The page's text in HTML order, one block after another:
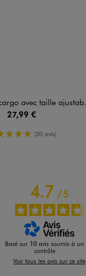
avec taille ajustable fille
27,99 €
5/5 de moyenne
(30 avis)
4.7/5
Basé sur 10 avis soumis à un
contrôle
Voir tous les avis sur ce site